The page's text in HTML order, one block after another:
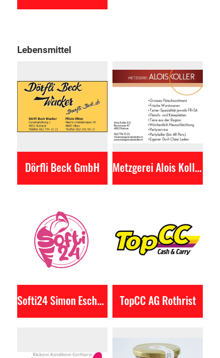
Lebensmittel
Dörfli Beck GmbH Metzgerei Alois Koller AG
Softi24 Simon Eschbach TopCC AG Rothrist